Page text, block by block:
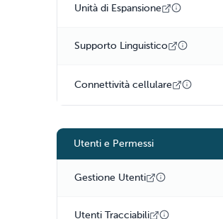
Unità di Espansione
Supporto Linguistico
Connettività cellulare
Utenti e Permessi
Gestione Utenti
Utenti Tracciabili